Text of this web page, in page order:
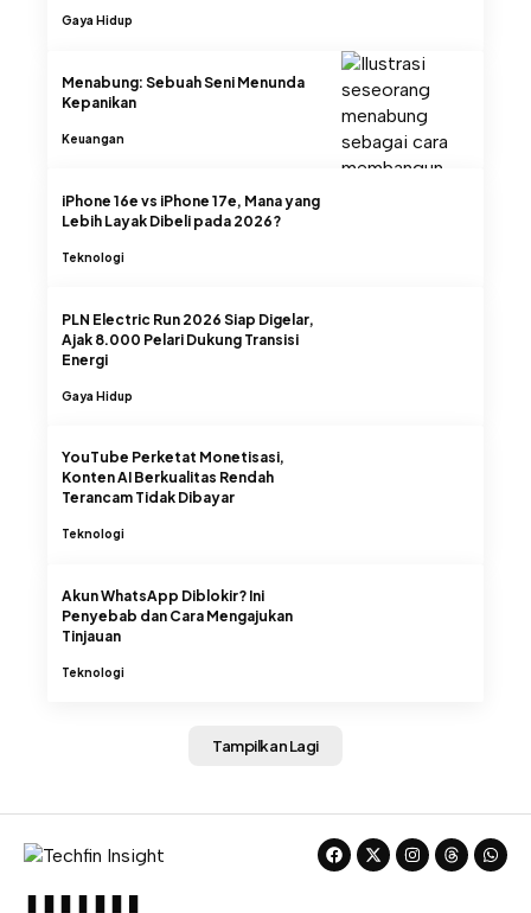
Gaya Hidup
Menabung: Sebuah Seni Menunda
Kepanikan
Keuangan
iPhone 16e vs iPhone 17e, Mana yang
Lebih Layak Dibeli pada 2026?
Teknologi
PLN Electric Run 2026 Siap Digelar,
Ajak 8.000 Pelari Dukung Transisi
Energi
Gaya Hidup
YouTube Perketat Monetisasi,
Konten AI Berkualitas Rendah
Terancam Tidak Dibayar
Teknologi
Akun WhatsApp Diblokir? Ini
Penyebab dan Cara Mengajukan
Tinjauan
Teknologi
Tampilkan Lagi